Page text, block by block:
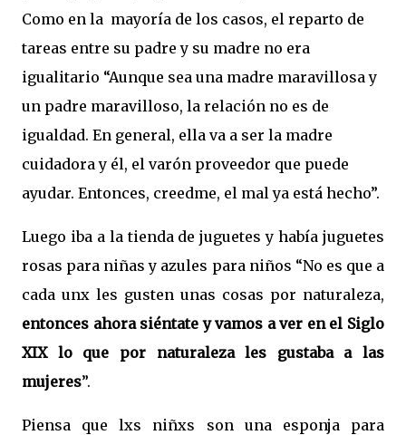
Como en la mayoría de los casos, el reparto de
tareas entre su padre y su madre no era
igualitario “Aunque sea una madre maravillosa y
un padre maravilloso, la relación no es de
igualdad. En general, ella va a ser la madre
cuidadora y él, el varón proveedor que puede
ayudar. Entonces, creedme, el mal ya está hecho”.
Luego iba a la tienda de juguetes y había juguetes
rosas para niñas y azules para niños “No es que a
cada unx les gusten unas cosas por naturaleza,
entonces ahora siéntate y vamos a ver en el Siglo
XIX lo que por naturaleza les gustaba a las
mujeres”.
Piensa que lxs niñxs son una esponja para